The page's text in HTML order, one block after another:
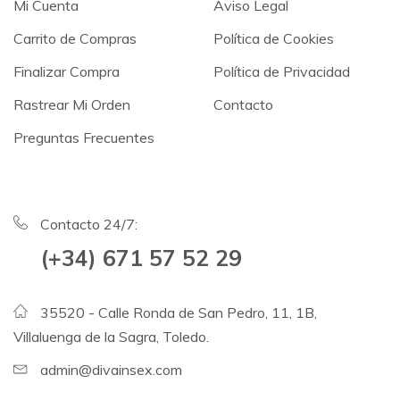
Mi Cuenta
Carrito de Compras
Finalizar Compra
Rastrear Mi Orden
Preguntas Frecuentes
Aviso Legal
Política de Cookies
Política de Privacidad
Contacto
Contacto 24/7:
(+34) 671 57 52 29
35520 - Calle Ronda de San Pedro, 11, 1B,
Villaluenga de la Sagra, Toledo.
admin@divainsex.com